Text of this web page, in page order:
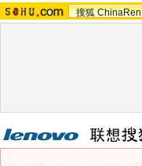
搜狐 ChinaRen